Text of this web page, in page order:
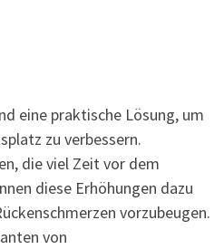
eine praktische Lösung, um
zu verbessern.
die viel Zeit vor dem
diese Erhöhungen dazu
vorzubeugen.
von